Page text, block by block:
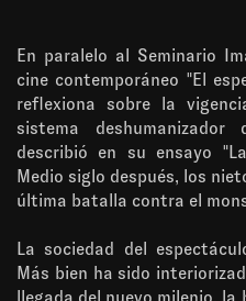
En paralelo al Seminario
cine contemporáneo "El
reflexiona sobre la
sistema
describió en su ensayo
Medio siglo después, los
última batalla contra el
La sociedad del
Más bien ha sido
llegada del nuevo milenio,